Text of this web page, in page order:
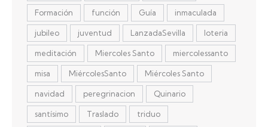
Formación función Guía inmaculada
jubileo juventud LanzadaSevilla loteria
meditación Miercoles Santo miercolessanto
misa MiércolesSanto Miércoles Santo
navidad peregrinacion Quinario
santísimo Traslado triduo